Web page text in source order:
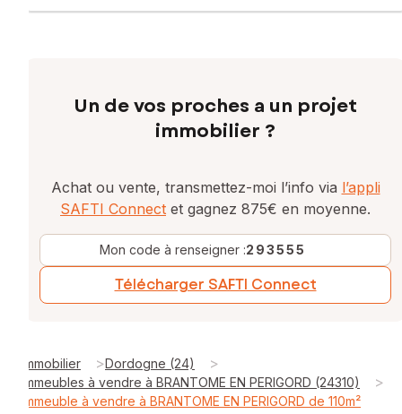
Un de vos proches a un projet
immobilier ?
Achat ou vente, transmettez-moi l’info via l’appli
SAFTI Connect et gagnez 875€ en moyenne.
Mon code à renseigner :293555
Télécharger SAFTI Connect
Immobilier >Dordogne (24) >
Immeubles à vendre à BRANTOME EN PERIGORD (24310) >
Immeuble à vendre à BRANTOME EN PERIGORD de 110m²